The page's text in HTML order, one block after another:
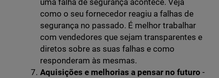
uma falha de segurança acontece. Veja
como o seu fornecedor reagiu a falhas de
segurança no passado. É melhor trabalhar
com vendedores que sejam transparentes e
diretos sobre as suas falhas e como
responderam às mesmas.
Aquisições e melhorias a pensar no futuro -